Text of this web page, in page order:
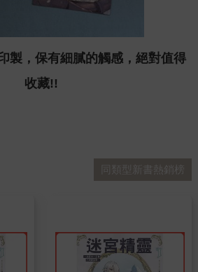
製，保有細膩的觸感，絕對值得
收藏!!
同類型新書熱銷榜